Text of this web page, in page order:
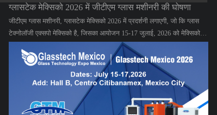
ग्लासटेक मेक्सिको 2026 में जीटीएम ग्लास मशीनरी की घोषणा
जीटीएम ग्लास मशीनरी, ग्लासटेक मेक्सिको 2026 में प्रदर्शनी लगाएगी, जो कि ग्लास
टेक्नोलॉजी एक्सपो मेक्सिको है, जिसका आयोजन 15-17 जुलाई, 2026 को मेक्सिको
सिटी के सेंट्रो सिटिबानामेक्स के हॉल बी में किया जाएगा। बूथ डी16 पर हमसे मिलने
आइए।